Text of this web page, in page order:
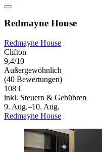
Redmayne House
Redmayne House
Clifton
9,4/10
Außergewöhnlich
(40 Bewertungen)
108 €
inkl. Steuern & Gebühren
9. Aug.–10. Aug.
Redmayne House